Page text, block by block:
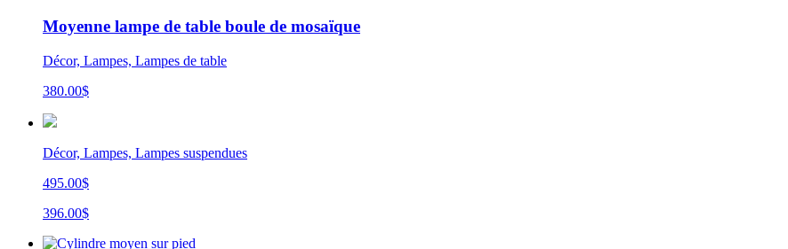
Moyenne lampe de table boule de mosaïque
Décor, Lampes, Lampes de table
380.00$
Décor, Lampes, Lampes suspendues
495.00$
396.00$